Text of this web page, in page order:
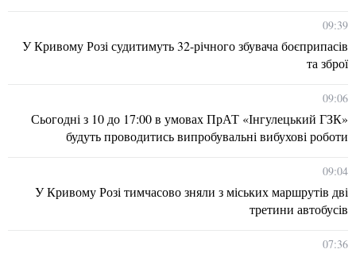
09:39
У Кривому Розі судитимуть 32-річного збувача боєприпасів
та зброї
09:06
Сьогодні з 10 до 17:00 в умовах ПрАТ «Інгулецький ГЗК»
будуть проводитись випробувальні вибухові роботи
09:04
У Кривому Розі тимчасово зняли з міських маршрутів дві
третини автобусів
07:36